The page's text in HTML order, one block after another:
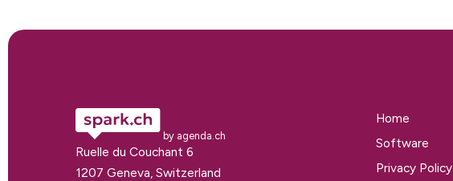
by agenda.ch
Ruelle du Couchant 6
1207 Geneva, Switzerland
Home
Software
Privacy Policy